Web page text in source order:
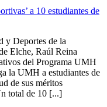
a 10 estudiantes de
y Deportes de la
Elche, Raúl Reina
del Programa UMH
la UMH a estudiantes de
de sus méritos
total de 10 [...]